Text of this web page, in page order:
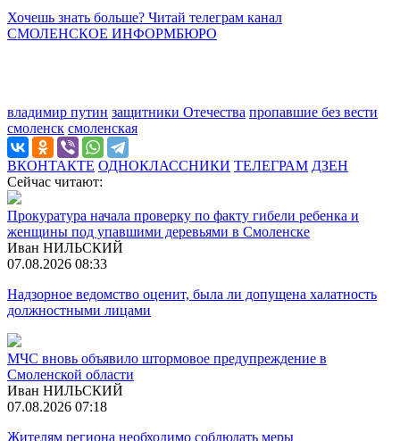
Хочешь знать больше? Читай телеграм канал
СМОЛЕНСКОЕ ИНФОРМБЮРО
владимир путин защитники Отечества пропавшие без вести
смоленск смоленская
ВКОНТАКТЕ ОДНОКЛАССНИКИ ТЕЛЕГРАМ ДЗЕН
Сейчас читают:
Прокуратура начала проверку по факту гибели ребенка и
женщины под упавшими деревьями в Смоленске
Иван НИЛЬСКИЙ
07.08.2026 08:33
Надзорное ведомство оценит, была ли допущена халатность
должностными лицами
МЧС вновь объявило штормовое предупреждение в
Смоленской области
Иван НИЛЬСКИЙ
07.08.2026 07:18
Жителям региона необходимо соблюдать меры